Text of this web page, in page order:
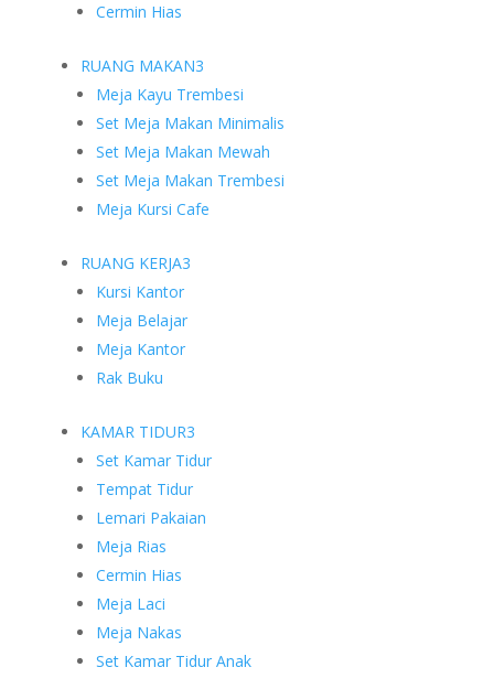
Cermin Hias
RUANG MAKAN3
Meja Kayu Trembesi
Set Meja Makan Minimalis
Set Meja Makan Mewah
Set Meja Makan Trembesi
Meja Kursi Cafe
RUANG KERJA3
Kursi Kantor
Meja Belajar
Meja Kantor
Rak Buku
KAMAR TIDUR3
Set Kamar Tidur
Tempat Tidur
Lemari Pakaian
Meja Rias
Cermin Hias
Meja Laci
Meja Nakas
Set Kamar Tidur Anak